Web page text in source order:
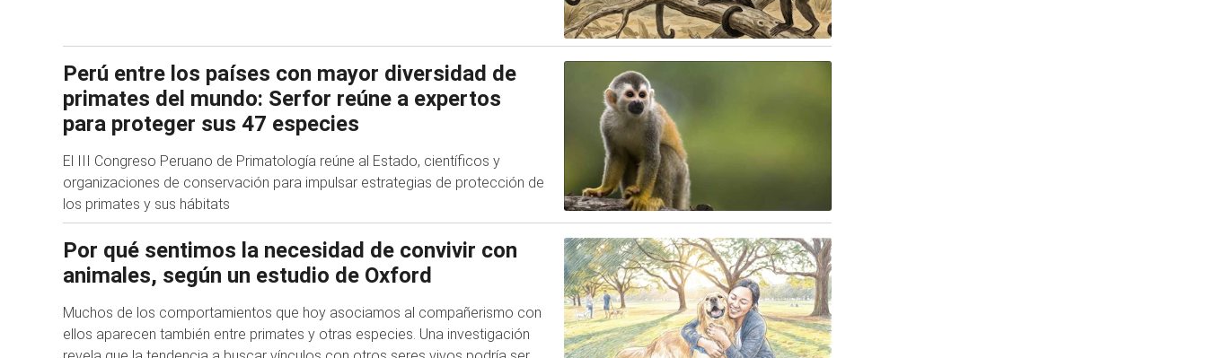
Perú entre los países con mayor diversidad de
primates del mundo: Serfor reúne a expertos
para proteger sus 47 especies
El III Congreso Peruano de Primatología reúne al Estado, científicos y
organizaciones de conservación para impulsar estrategias de protección de
los primates y sus hábitats
Por qué sentimos la necesidad de convivir con
animales, según un estudio de Oxford
Muchos de los comportamientos que hoy asociamos al compañerismo con
ellos aparecen también entre primates y otras especies. Una investigación